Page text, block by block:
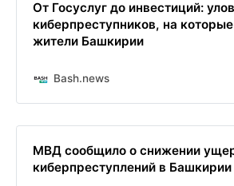
От Госуслуг до инвестиций:
киберпреступников, на
жители Башкирии
Bash.news
МВД сообщило о снижении
киберпреступлений в Башкирии